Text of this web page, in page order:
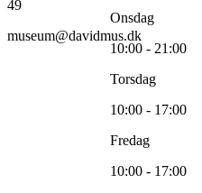
49
museum@davidmus.dk
Onsdag
10:00 - 21:00
Torsdag
10:00 - 17:00
Fredag
10:00 - 17:00